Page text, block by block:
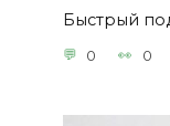
Быстрый
0 0